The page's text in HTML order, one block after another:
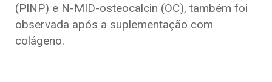
(PINP) e N-MID-osteocalcin (OC), também foi
observada após a suplementação com
colágeno.